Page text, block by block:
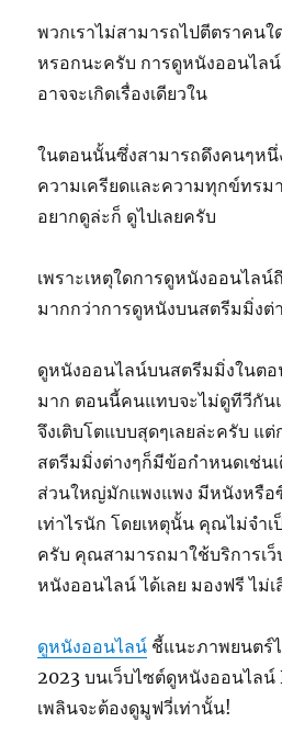
พวกเราไม่สามารถไปตีตราคน
หรอกนะครับ การดูหนังออนไล
อาจจะเกิดเรื่องเดียวใน
ในตอนนั้นซึ่งสามารถดึงคนๆห
ความเครียดและความทุกข์ทรม
อยากดูล่ะก็ ดูไปเลยครับ
เพราะเหตุใดการดูหนังออนไล
มากกว่าการดูหนังบนสตรีมมิ่งต่
ดูหนังออนไลน์บนสตรีมมิ่งในตอ
มาก ตอนนี้คนแทบจะไม่ดูทีวีกัน
จึงเติบโตแบบสุดๆเลยล่ะครับ แ
สตรีมมิ่งต่างๆก็มีข้อกำหนดเช่นเ
ส่วนใหญ่มักแพงแพง มีหนังหรือ
เท่าไรนัก โดยเหตุนั้น คุณไม่จำเ
ครับ คุณสามารถมาใช้บริการเว็
หนังออนไลน์ ได้เลย มองฟรี ไม่
ดูหนังออนไลน์ ชี้แนะภาพยนตร์
2023 บนเว็บไซต์ดูหนังออนไลน์
เพลินจะต้องดูมูฟวี่เท่านั้น!